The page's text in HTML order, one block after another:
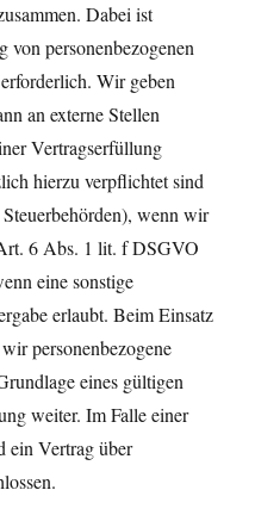
Dabei ist
personenbezogenen
Wir geben
an externe Stellen
Vertragserfüllung
hierzu verpflichtet sind
wenn wir
6 Abs. 1 lit. f DSGVO
eine sonstige
erlaubt. Beim Einsatz
personenbezogene
eines gültigen
weiter. Im Falle einer
ein Vertrag über